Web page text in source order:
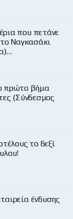
που πετάνε
Ναγκασάκι
πρώτο βήμα
(Σύνδεσμος
το δεξί
ένδυσης